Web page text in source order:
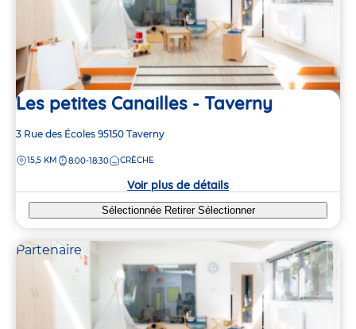
Les petites Canailles - Taverny
Adresse
la
3 Rue des Écoles 95150 Taverny
DISTANCE
15,5 KM 8:00-18:30 CRÈCHE
Voir plus de détails
Sélectionnée Retirer Sélectionner
Partenaire